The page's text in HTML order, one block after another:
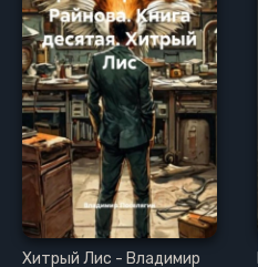
Хитрый Лис - Владимир